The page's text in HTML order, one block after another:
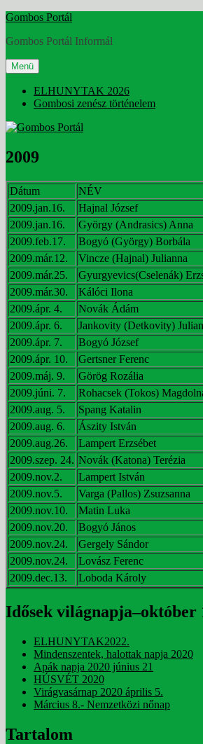
Tartalomhoz
Gombos Portál
Gombos Portál Informál
Menü
ELHUNYTAK 2026
Gombosi zenész történelem
2009
Dátum NÉV
2009.jan.16.
Hajnal József
2009.jan.16.
György (Andrasics) Anna
2009.feb.17.
Bogyó (György) Borbála
2009.már.12.
Vincze (Hajnal) Julianna
2009.már.25.
Gyurgyevics(Cselenák)
2009.már.30.
Kálóci Ilona
2009.ápr. 4.
Novák Ádám
2009.ápr. 6.
Jankovity (Detkovity)
2009.ápr. 7.
Bogyó József
2009.ápr. 10.
Gertsner Ferenc
2009.máj. 9.
Görög Rozália
2009.júni. 7.
Rohacsek (Tokos)
2009.aug. 5.
Spang Katalin
2009.aug. 6.
Ászity István
2009.aug.26.
Lampert Erzsébet
2009.szep. 24. Novák (Katona) Terézia
2009.nov.2.
Lampert István
2009.nov.5.
Varga (Pallos) Zsuzsanna
2009.nov.10.
Matin Luka
2009.nov.20.
Bogyó János
2009.nov.24.
Gergely Sándor
2009.nov.24.
Lovász Ferenc
2009.dec.13.
Loboda Károly
Idősek világnapja–október
ELHUNYTAK2022.
Mindenszentek, halottak napja 2020
Apák napja 2020 június 21
HÚSVÉT 2020
Virágvasárnap 2020 április 5.
Március 8.- Nemzetközi nőnap
Tartalom